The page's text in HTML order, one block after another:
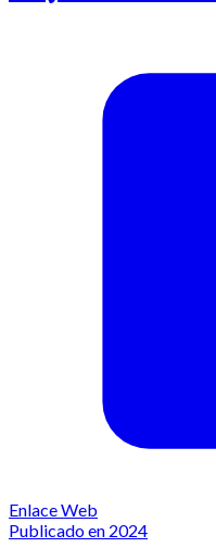
Enlace Web
Publicado en 2024